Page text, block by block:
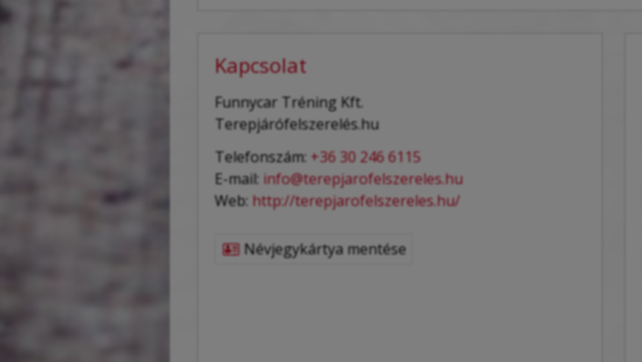
Kapcsolat
Funnycar Tréning Kft.
Terepjárófelszerelés.hu
Telefonszám: +36 30 246 6115
E-mail: info@terepjarofelszereles.hu
Web: http://terepjarofelszereles.hu/
Névjegykártya mentése